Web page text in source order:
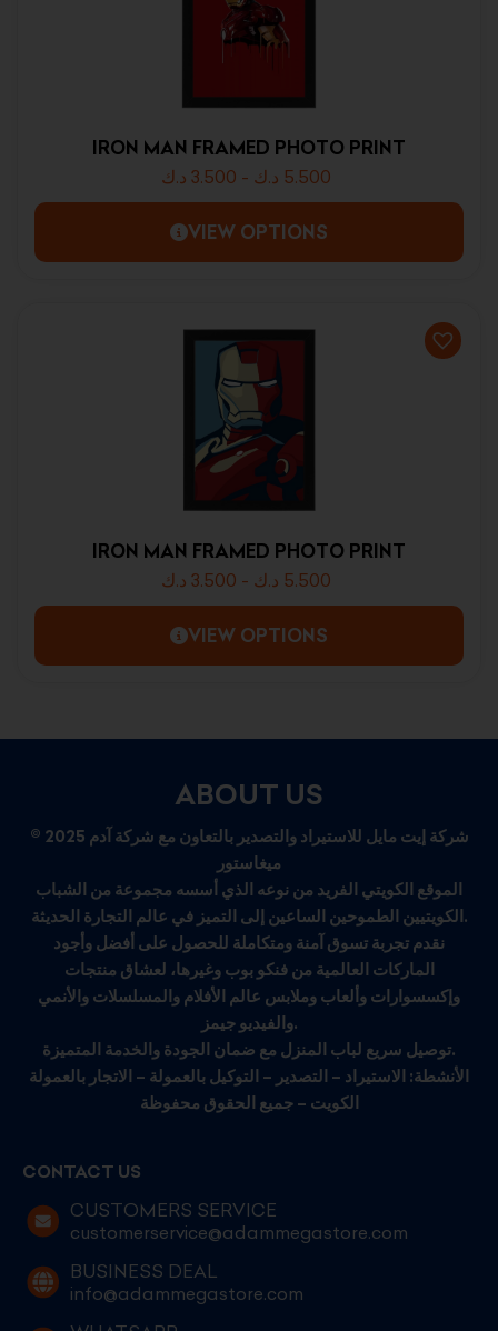
IRON MAN FRAMED PHOTO PRINT
3.500 د.ك - 5.500 د.ك
VIEW OPTIONS
IRON MAN FRAMED PHOTO PRINT
3.500 د.ك - 5.500 د.ك
VIEW OPTIONS
ABOUT US
© 2025 شركة إيت مايل للاستيراد والتصدير بالتعاون مع شركة آدم
ميغاستور
الموقع الكويتي الفريد من نوعه الذي أسسه مجموعة من الشباب
الكويتيين الطموحين الساعين إلى التميز في عالم التجارة الحديثة.
نقدم تجربة تسوق آمنة ومتكاملة للحصول على أفضل وأجود
الماركات العالمية من فنكو بوب وغيرها، لعشاق منتجات
وإكسسوارات وألعاب وملابس عالم الأفلام والمسلسلات والأنمي
والفيديو جيمز.
توصيل سريع لباب المنزل مع ضمان الجودة والخدمة المتميزة.
الأنشطة: الاستيراد – التصدير – التوكيل بالعمولة – الاتجار بالعمولة
الكويت – جميع الحقوق محفوظة
CONTACT US
CUSTOMERS SERVICE
customerservice@adammegastore.com
BUSINESS DEAL
info@adammegastore.com